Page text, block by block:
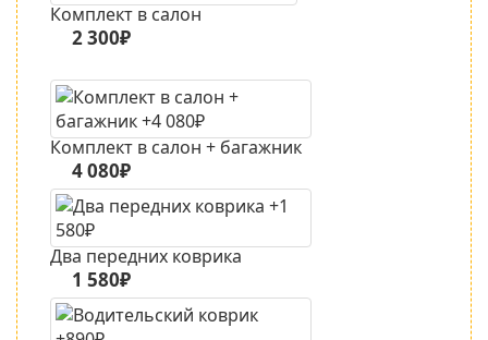
Комплект в салон
2 300₽
Комплект в салон + багажник
4 080₽
Два передних коврика
1 580₽